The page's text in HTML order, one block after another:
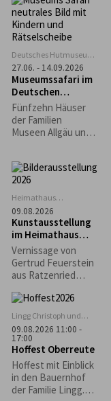
Deutsches Hutmuseum,
Lindenberg
27.06. - 14.09.2026
Museumssafari im
Deutschen
Hutmuseum
Fünfzehn Häuser
der Familien
Museen Allgäu und
Safari ein. In allen
Museen gibt es in
diesem Zeitraum
ein tierisches
Rätsel zu lösen, bei
dem detektivischer
Spürsinn gefragt
ist. Bei der
Museumssafari
begleitet euch ein
buntes Rätselheft,
das ihr kostenlos an
den
Museumskassen
erhaltet. Wer
mindestens drei
Museen besucht
und die Rätsel löst
kann an einer
Heimathaus
Zwirkenberg
09.08.2026
Kunstausstellung
im Heimathaus
Gestratz-
Zwirkenberg
Vernissage von
Gertrud Feuerstein
aus Ratzenried
Situationen aus
dem Leben)
Lingg Christoph und
Katrin
09.08.2026 11:00 -
17:00
Hoffest Oberreute
Hoffest mit Einblick
in den Bauernhof
der Familie Lingg.